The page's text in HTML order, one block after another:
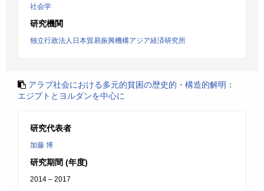
社会学
研究機関
独立行政法人日本貿易振興機構アジア経済研究所
アラブ社会における多元的貧困の歴史的・構造的解明：
エジプトとヨルダンを中心に
研究代表者
加藤 博
研究期間 (年度)
2014 – 2017